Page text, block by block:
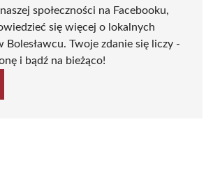
społeczności na Facebooku,
się więcej o lokalnych
Bolesławcu. Twoje zdanie się liczy -
i bądź na bieżąco!